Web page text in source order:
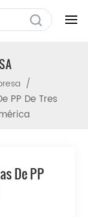
/
PP De Tres
De PP